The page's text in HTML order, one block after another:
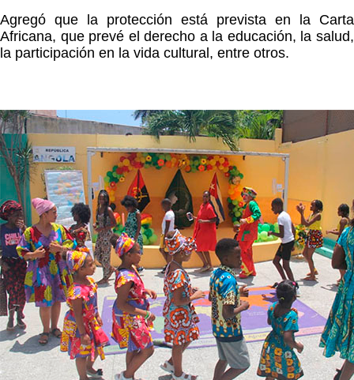
Agregó que la protección está prevista en la Carta
Africana, que prevé el derecho a la educación, la salud,
la participación en la vida cultural, entre otros.